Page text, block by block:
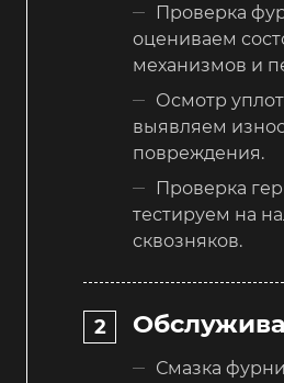
Проверка
оцениваем
механизмов и
Осмотр
выявляем
повреждения.
Проверка
тестируем на
сквозняков.
Смазка